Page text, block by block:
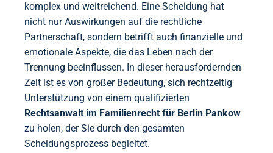
komplex und weitreichend. Eine Scheidung hat
nicht nur Auswirkungen auf die rechtliche
Partnerschaft, sondern betrifft auch finanzielle und
emotionale Aspekte, die das Leben nach der
Trennung beeinflussen. In dieser herausfordernden
Zeit ist es von großer Bedeutung, sich rechtzeitig
Unterstützung von einem qualifizierten
Rechtsanwalt im Familienrecht für Berlin Pankow
zu holen, der Sie durch den gesamten
Scheidungsprozess begleitet.